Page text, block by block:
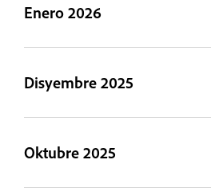
Enero 2026
Disyembre 2025
Oktubre 2025